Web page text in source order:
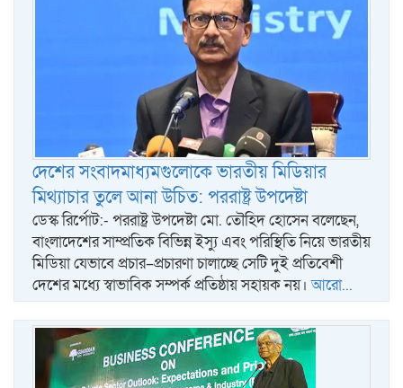
দেশের সংবাদমাধ্যমগুলোকে ভারতীয় মিডিয়ার
মিথ্যাচার তুলে আনা উচিত: পররাষ্ট্র উপদেষ্টা
ডেস্ক রির্পোট:- পররাষ্ট্র উপদেষ্টা মো. তৌহিদ হোসেন বলেছেন,
বাংলাদেশের সাম্প্রতিক বিভিন্ন ইস্যু এবং পরিস্থিতি নিয়ে ভারতীয়
মিডিয়া যেভাবে প্রচার–প্রচারণা চালাচ্ছে সেটি দুই প্রতিবেশী
দেশের মধ্যে স্বাভাবিক সম্পর্ক প্রতিষ্ঠায় সহায়ক নয়।আরো...